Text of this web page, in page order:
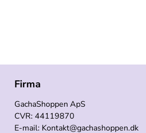
Firma
GachaShoppen ApS
CVR: 44119870
E-mail: Kontakt@gachashoppen.dk